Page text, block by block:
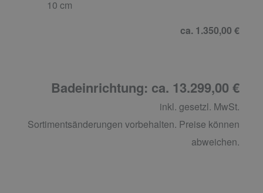
10 cm
ca. 1.350,00 €
Badeinrichtung: ca. 13.299,00 €
inkl. gesetzl. MwSt.
Sortimentsänderungen vorbehalten. Preise können
abweichen.